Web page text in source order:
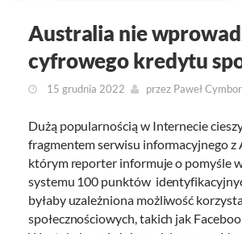
Australia nie
cyfrowego kredytu
15 grudnia 2022 przez Paweł Cymbor
Dużą popularnością w Internecie
fragmentem serwisu informacyjnego z
którym reporter informuje o pomyśle
systemu 100 punktów
byłaby uzależniona możliwość
społecznościowych, takich jak